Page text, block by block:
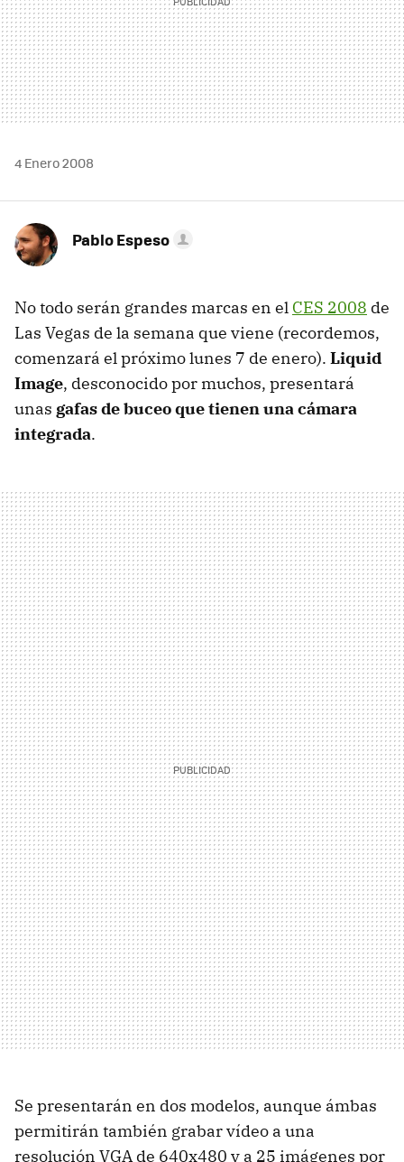
4 Enero 2008
Pablo Espeso
No todo serán grandes marcas en el CES 2008 de
Las Vegas de la semana que viene (recordemos,
comenzará el próximo lunes 7 de enero). Liquid
Image, desconocido por muchos, presentará
unas gafas de buceo que tienen una cámara
integrada.
Se presentarán en dos modelos, aunque ámbas
permitirán también grabar vídeo a una
resolución VGA de 640x480 y a 25 imágenes por